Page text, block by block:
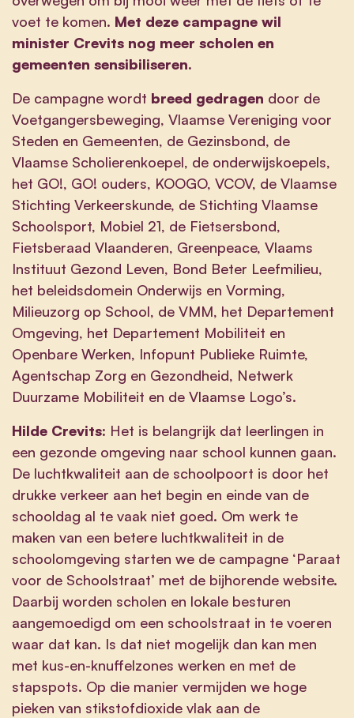
voet te komen. Met deze campagne wil
minister Crevits nog meer scholen en
gemeenten sensibiliseren.
De campagne wordt breed gedragen door de
Voetgangersbeweging, Vlaamse Vereniging voor
Steden en Gemeenten, de Gezinsbond, de
Vlaamse Scholierenkoepel, de onderwijskoepels,
het GO!, GO! ouders, KOOGO, VCOV, de Vlaamse
Stichting Verkeerskunde, de Stichting Vlaamse
Schoolsport, Mobiel 21, de Fietsersbond,
Fietsberaad Vlaanderen, Greenpeace, Vlaams
Instituut Gezond Leven, Bond Beter Leefmilieu,
het beleidsdomein Onderwijs en Vorming,
Milieuzorg op School, de VMM, het Departement
Omgeving, het Departement Mobiliteit en
Openbare Werken, Infopunt Publieke Ruimte,
Agentschap Zorg en Gezondheid, Netwerk
Duurzame Mobiliteit en de Vlaamse Logo’s.
Hilde Crevits: Het is belangrijk dat leerlingen in
een gezonde omgeving naar school kunnen gaan.
De luchtkwaliteit aan de schoolpoort is door het
drukke verkeer aan het begin en einde van de
schooldag al te vaak niet goed. Om werk te
maken van een betere luchtkwaliteit in de
schoolomgeving starten we de campagne ‘Paraat
voor de Schoolstraat’ met de bijhorende website.
Daarbij worden scholen en lokale besturen
aangemoedigd om een schoolstraat in te voeren
waar dat kan. Is dat niet mogelijk dan kan men
met kus-en-knuffelzones werken en met de
stapspots. Op die manier vermijden we hoge
pieken van stikstofdioxide vlak aan de